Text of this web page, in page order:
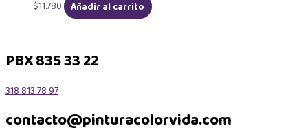
$11.780 Añadir al carrito
PBX 835 33 22
318 813 78 97
contacto@pinturacolorvida.com